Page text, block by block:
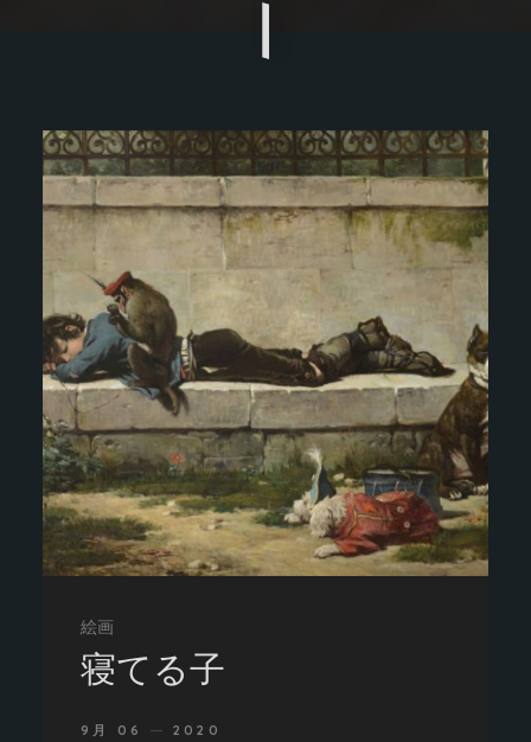
絵画
寝てる子
9月 06 2020